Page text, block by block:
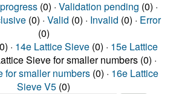
(0) · Validation pending (0) ·
(0) · Valid (0) · Invalid (0) · Error
(0)
· 14e Lattice Sieve (0) · 15e Lattice
Sieve for smaller numbers (0) ·
for smaller numbers (0) · 16e Lattice
Sieve V5 (0)